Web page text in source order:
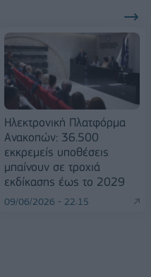
Ηλεκτρονική Πλατφόρμα
Ανακοπών: 36.500
εκκρεμείς υποθέσεις
μπαίνουν σε τροχιά
εκδίκασης έως το 2029
09/06/2026 - 22:15